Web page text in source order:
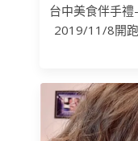
台中美食伴手
2019/11/8開